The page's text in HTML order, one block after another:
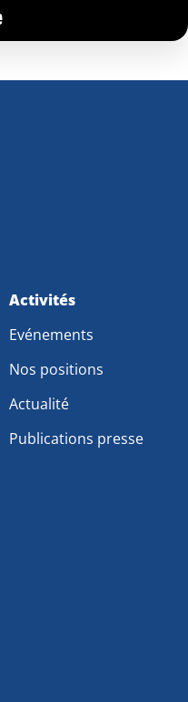
Activités
Evénements
Nos positions
Actualité
Publications presse